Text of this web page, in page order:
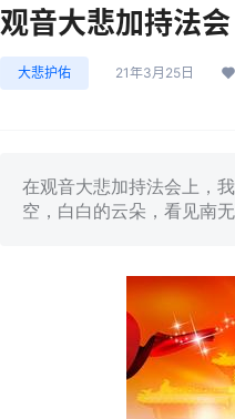
观音大悲加持法
大悲护佑 21年3月25日
在观音大悲加持法会上，
空，白白的云朵，看见南